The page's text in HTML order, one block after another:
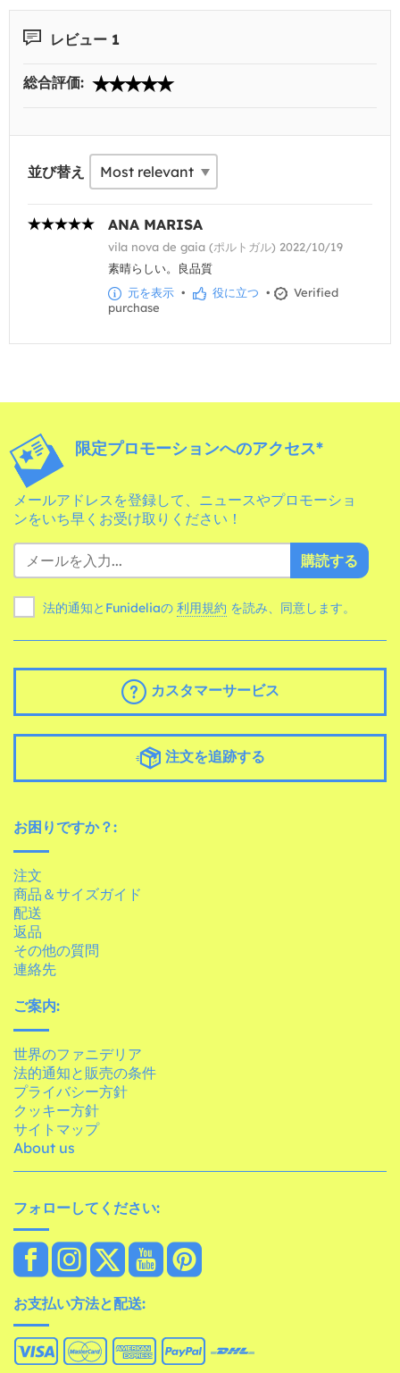
レビュー 1
総合評価:
並び替え
ANA MARISA
vila nova de gaia (ポルトガル) 2022/10/19
素晴らしい。良品質
元を表示 • 役に立つ •
Verified
purchase
限定プロモーションへのアクセス*
メールアドレスを登録して、ニュースやプロモーショ
ンをいち早くお受け取りください！
購読する
法的通知とFunideliaの 利用規約 を読み、同意します。
カスタマーサービス
注文を追跡する
お困りですか？:
注文
商品＆サイズガイド
配送
返品
その他の質問
連絡先
ご案内:
世界のファニデリア
法的通知と販売の条件
プライバシー方針
クッキー方針
サイトマップ
About us
フォローしてください:
お支払い方法と配送: